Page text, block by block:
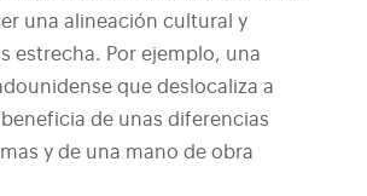
una alineación cultural y
estrecha. Por ejemplo, una
que deslocaliza a
de unas diferencias
y de una mano de obra